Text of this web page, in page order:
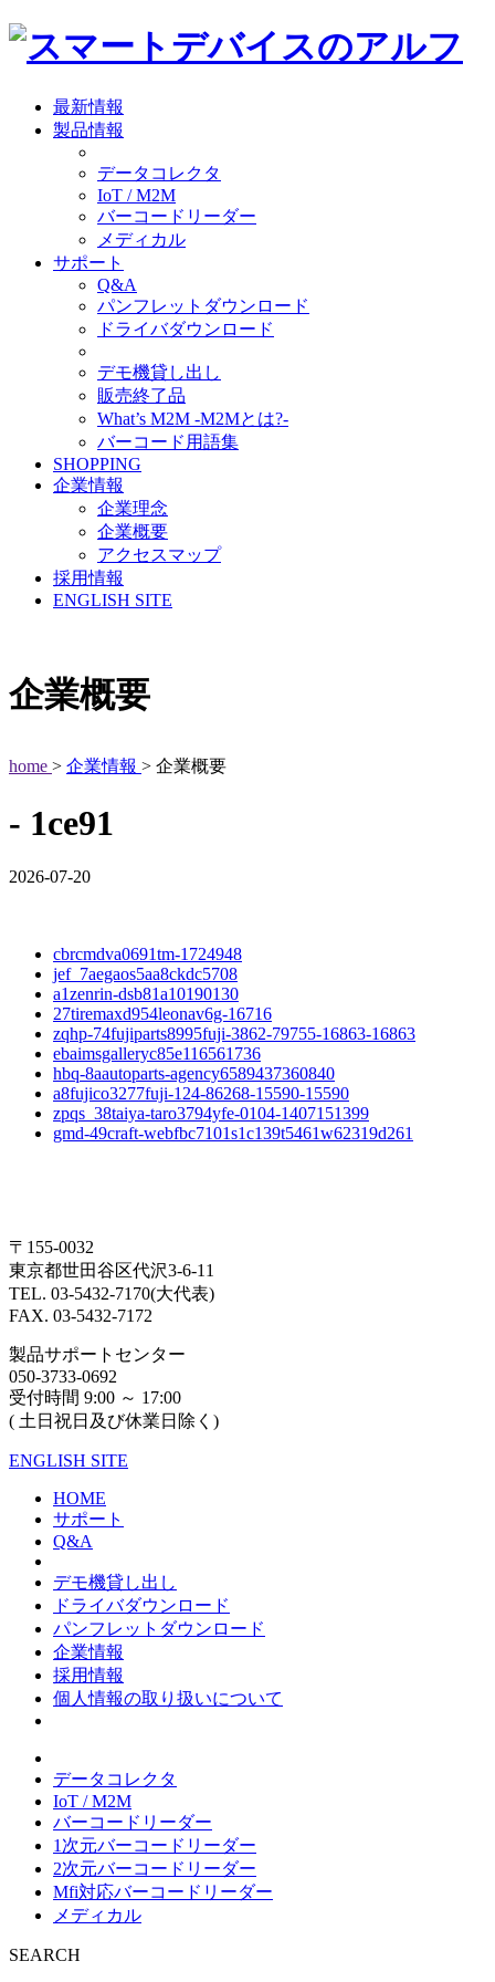
最新情報
製品情報
データコレクタ
IoT / M2M
バーコードリーダー
メディカル
サポート
Q&A
パンフレットダウンロード
ドライバダウンロード
デモ機貸し出し
販売終了品
What’s M2M -M2Mとは?-
バーコード用語集
SHOPPING
企業情報
企業理念
企業概要
アクセスマップ
採用情報
ENGLISH SITE
企業概要
home > 企業情報 > 企業概要
- 1ce91
2026-07-20
cbrcmdva0691tm-1724948
jef_7aegaos5aa8ckdc5708
a1zenrin-dsb81a10190130
27tiremaxd954leonav6g-16716
zqhp-74fujiparts8995fuji-3862-79755-16863-16863
ebaimsgalleryc85e116561736
hbq-8aautoparts-agency6589437360840
a8fujico3277fuji-124-86268-15590-15590
zpqs_38taiya-taro3794yfe-0104-1407151399
gmd-49craft-webfbc7101s1c139t5461w62319d261
〒155-0032
東京都世田谷区代沢3-6-11
TEL. 03-5432-7170(大代表)
FAX. 03-5432-7172
製品サポートセンター
050-3733-0692
受付時間 9:00 ～ 17:00
( 土日祝日及び休業日除く)
ENGLISH SITE
HOME
サポート
Q&A
デモ機貸し出し
ドライバダウンロード
パンフレットダウンロード
企業情報
採用情報
個人情報の取り扱いについて
データコレクタ
IoT / M2M
バーコードリーダー
1次元バーコードリーダー
2次元バーコードリーダー
Mfi対応バーコードリーダー
メディカル
SEARCH